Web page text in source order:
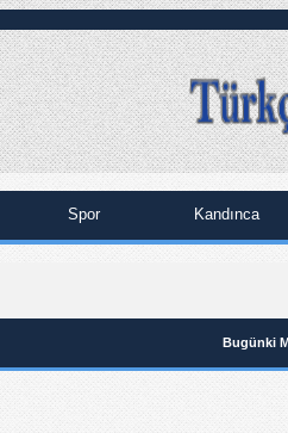
Spor Kandınca
Bugünki